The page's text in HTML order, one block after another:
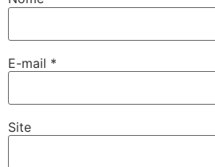
E-mail *
Site